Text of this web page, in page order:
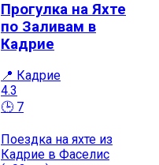
Прогулка на Яхте
по Заливам в
Кадрие
📍 Кадрие
4.3
🕒 7
Поездка на яхте из
Кадрие в Фаселис